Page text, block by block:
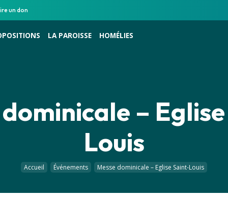
un don
LA PAROISSE HOMÉLIES
dominicale –
Louis
Accueil Événements Messe dominicale – Eglise Saint-Louis